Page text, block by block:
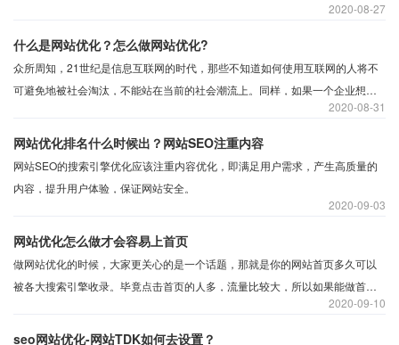
08-27
2020
新几次，有时半个月不更新，而外链增加不稳定性，外链上升和下降的网站优
化很大，很可能被认为是作弊。
08-31
2020
什么是网站优化？怎么做网站优化?
众所周知，21世纪是信息互联网的时代，那些不知道如何使用互联网的人将不
可避免地被社会淘汰，不能站在当前的社会潮流上。同样，如果一个企业想建
立自己的声誉，它不仅要有硬实力，还要有软实力。现在越来越多的公司正在
互联网上建立自己的网站。通过网站优化，客户可以快速了解他们的产品和服
09-03
2020
网站优化排名什么时候出？网站SEO注重内容
网站SEO的搜索引擎优化应该注重内容优化，即满足用户需求，产生高质量的
内容，提升用户体验，保证网站安全。
09-10
2020
网站优化怎么做才会容易上首页
做网站优化的时候，大家更关心的是一个话题，那就是你的网站首页多久可以
被各大搜索引擎收录。毕竟点击首页的人多，流量比较大，所以如果能做首页
快速收录，对企业的曝光和产品的展示会有很多好处。简单地说， seo优化就
是通过对网站进行优化，从而使网站在搜索引擎上有良好的排名，然后为网站
seo网站优化-网站TDK如何去设置？